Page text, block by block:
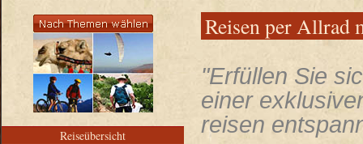
Reiseübersicht
Reisen per Allrad
"Erfüllen Sie
einer
reisen